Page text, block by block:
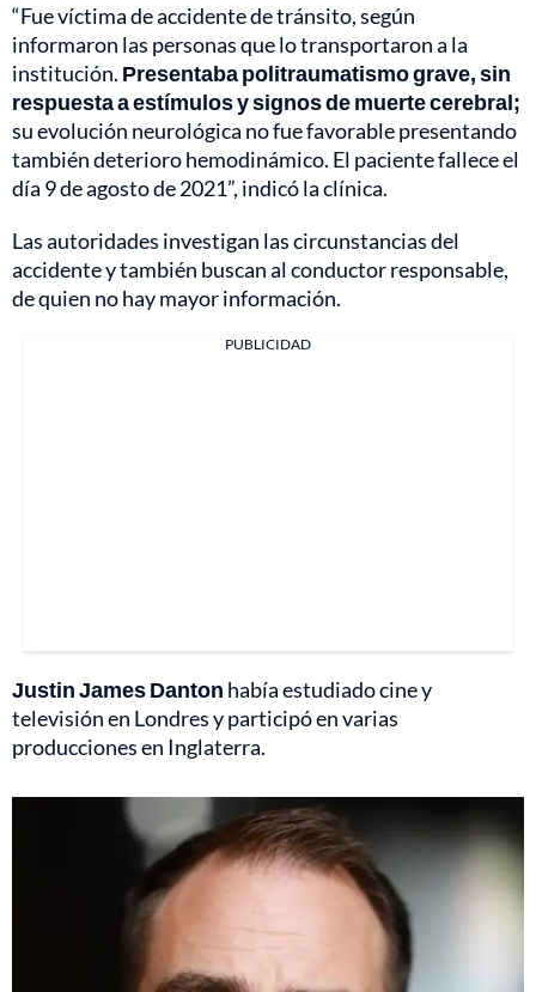
“Fue víctima de accidente de tránsito, según
informaron las personas que lo transportaron a la
institución. Presentaba politraumatismo grave, sin
respuesta a estímulos y signos de muerte cerebral;
su evolución neurológica no fue favorable presentando
también deterioro hemodinámico. El paciente fallece el
día 9 de agosto de 2021”, indicó la clínica.
Las autoridades investigan las circunstancias del
accidente y también buscan al conductor responsable,
de quien no hay mayor información.
PUBLICIDAD
Justin James Danton había estudiado cine y
televisión en Londres y participó en varias
producciones en Inglaterra.